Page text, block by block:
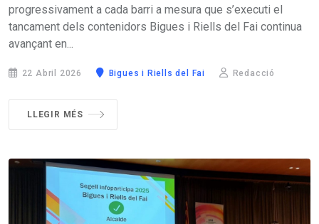
progressivament a cada barri a mesura que s’executi el
tancament dels contenidors Bigues i Riells del Fai continua
avançant en...
22 Abril 2026 Bigues i Riells del Fai Redacció
LLEGIR MÉS